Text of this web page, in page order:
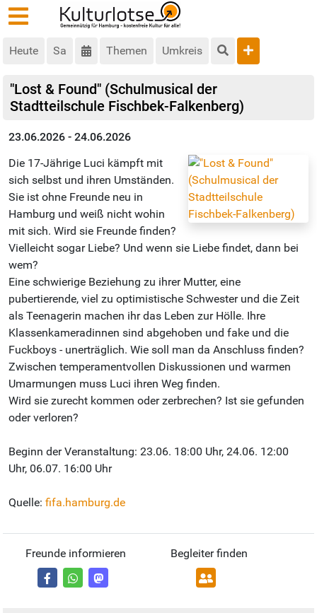
Heute Sa Themen Umkreis
"Lost & Found" (Schulmusical der
Stadtteilschule Fischbek-Falkenberg)
23.06.2026 - 24.06.2026
Die 17-Jährige Luci kämpft mit
sich selbst und ihren Umständen.
Sie ist ohne Freunde neu in
Hamburg und weiß nicht wohin
mit sich. Wird sie Freunde finden?
Vielleicht sogar Liebe? Und wenn sie Liebe findet, dann bei
wem?
Eine schwierige Beziehung zu ihrer Mutter, eine
pubertierende, viel zu optimistische Schwester und die Zeit
als Teenagerin machen ihr das Leben zur Hölle. Ihre
Klassenkameradinnen sind abgehoben und fake und die
Fuckboys - unerträglich. Wie soll man da Anschluss finden?
Zwischen temperamentvollen Diskussionen und warmen
Umarmungen muss Luci ihren Weg finden.
Wird sie zurecht kommen oder zerbrechen? Ist sie gefunden
oder verloren?
Beginn der Veranstaltung: 23.06. 18:00 Uhr, 24.06. 12:00
Uhr, 06.07. 16:00 Uhr
Quelle: fifa.hamburg.de
Freunde informieren Begleiter finden